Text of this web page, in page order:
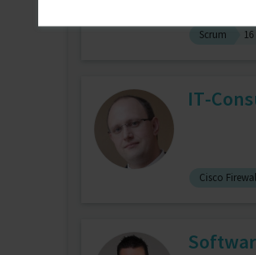
Scrum
16
IT-
Cisco